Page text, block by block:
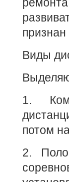
Виды
1.
потом
2.